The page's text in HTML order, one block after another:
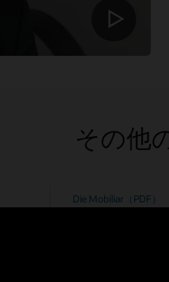
その他
Die Mobiliar（PDF）